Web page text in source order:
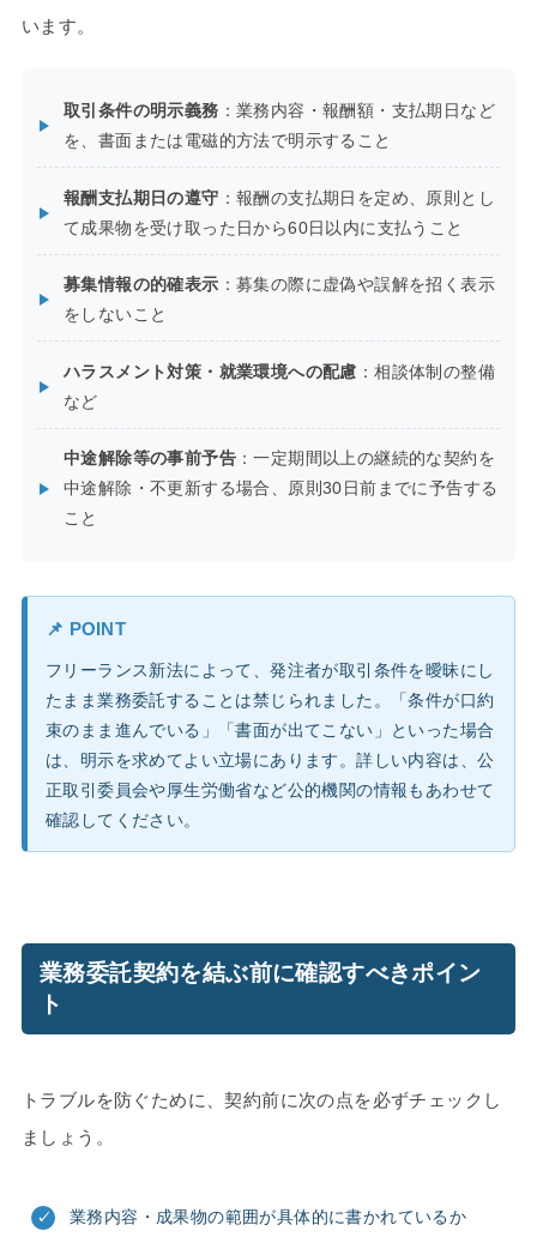
います。
取引条件の明示義務 ：業務内容・報酬額・支払期日など
を、書面または電磁的方法で明示すること
報酬支払期日の遵守 ：報酬の支払期日を定め、原則とし
て成果物を受け取った日から60日以内に支払うこと
募集情報の的確表示 ：募集の際に虚偽や誤解を招く表示
をしないこと
ハラスメント対策・就業環境への配慮 ：相談体制の整備
など
中途解除等の事前予告：一定期間以上の継続的な契約を
中途解除・不更新する場合、原則30日前までに予告する
こと
📌 POINT
フリーランス新法によって、発注者が取引条件を曖昧にし
たまま業務委託することは禁じられました。「条件が口約
束のまま進んでいる」「書面が出てこない」といった場合
は、明示を求めてよい立場にあります。詳しい内容は、公
正取引委員会や厚生労働省など公的機関の情報もあわせて
確認してください。
業務委託契約を結ぶ前に確認すべきポイン
ト
トラブルを防ぐために、契約前に次の点を必ずチェックし
ましょう。
業務内容・成果物の範囲が具体的に書かれているか